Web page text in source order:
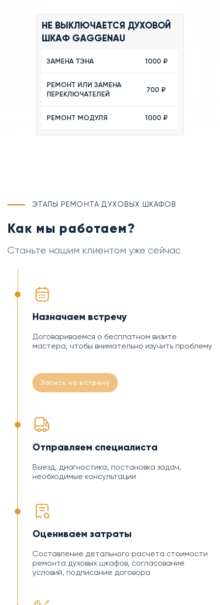
НЕ ВЫКЛЮЧАЕТСЯ ДУХОВОЙ
ШКАФ GAGGENAU
ЗАМЕНА ТЭНА 1000 ₽
РЕМОНТ ИЛИ ЗАМЕНА
ПЕРЕКЛЮЧАТЕЛЕЙ
700 ₽
РЕМОНТ МОДУЛЯ 1000 ₽
ЭТАПЫ РЕМОНТА ДУХОВЫХ ШКАФОВ
Как мы работаем?
Станьте нашим клиентом уже сейчас
Назначаем встречу
Договариваемся о бесплатном визите
мастера, чтобы внимательно изучить проблему
Запись на встречу
Отправляем специалиста
Выезд, диагностика, постановка задач,
необходимые консультации
Оцениваем затраты
Составление детального расчета стоимости
ремонта духовых шкафов, согласование
условий, подписание договора